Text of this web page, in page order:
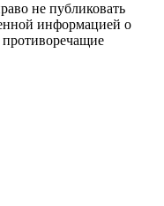
не публиковать
информацией о
противоречащие